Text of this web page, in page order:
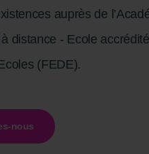
auprès de
distance - Ecole
(FEDE).
nous